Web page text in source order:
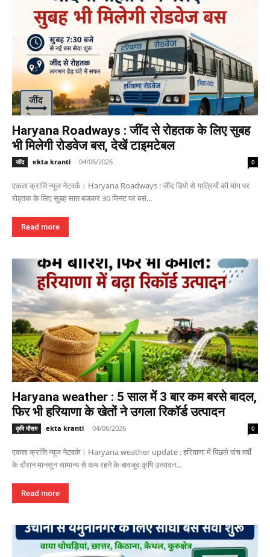
Haryana Roadways : जींद से रोहतक के लिए सुबह
भी मिलेगी रोडवेज बस, देखें टाइमटेबल
जींद ekta kranti - 04/06/2026 0
एकता क्रांति न्यूज नेटवर्क। Haryana Roadways : जींद डिपो से यात्रियों की मांग पर
रोहतक के लिए सुबह सात बजकर 30 मिनट पर बस...
Read more
Haryana weather : 5 साल में 3 बार कम बरसे बादल,
फिर भी हरियाणा के खेतों ने उगला रिकॉर्ड उत्पादन
कृषि मौसम ekta kranti - 04/06/2026 0
एकता क्रांति न्यूज नेटवर्क। Haryana weather update : हरियाणा में पिछले पांच वर्षों
के दौरान मानसून सामान्य से कम रहने के बावजूद कृषि उत्पादन...
Read more